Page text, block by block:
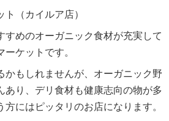
ト（カイルア店）
すめのオーガニック食材が充実して
ケットです。
かもしれませんが、オーガニック野
あり、デリ食材も健康志向の物が多
にはピッタリのお店になります。